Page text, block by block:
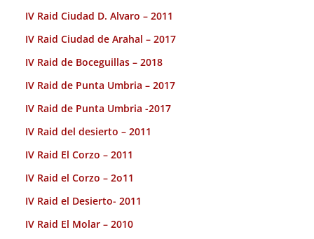
IV Raid Ciudad D. Alvaro – 2011
IV Raid Ciudad de Arahal – 2017
IV Raid de Boceguillas – 2018
IV Raid de Punta Umbria – 2017
IV Raid de Punta Umbria -2017
IV Raid del desierto – 2011
IV Raid El Corzo – 2011
IV Raid el Corzo – 2o11
IV Raid el Desierto- 2011
IV Raid El Molar – 2010